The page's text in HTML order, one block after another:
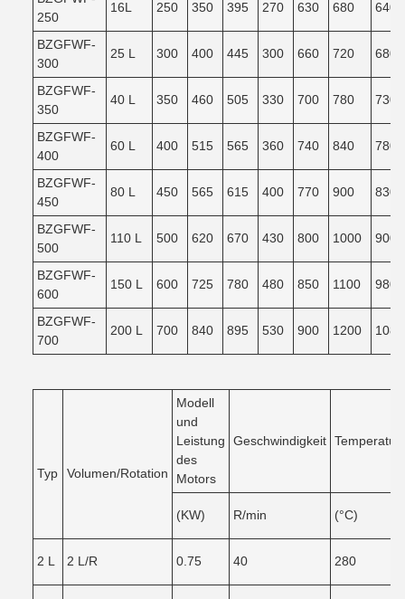
250
16L 250 350 395 270 630 680 640
BZGFWF-
300
25 L 300 400 445 300 660 720 680
BZGFWF-
350
40 L 350 460 505 330 700 780 730
BZGFWF-
400
60 L 400 515 565 360 740 840 780
BZGFWF-
450
80 L 450 565 615 400 770 900 830
BZGFWF-
500
110 L 500 620 670 430 800 1000 900
BZGFWF-
600
150 L 600 725 780 480 850 1100 980
BZGFWF-
700
200 L 700 840 895 530 900 1200 1080
Typ Volumen/Rotation
Modell
und
Leistung
des
Motors
Geschwindigkeit Temperatur
(KW) R/min (°C)
2 L 2 L/R 0.75 40 280